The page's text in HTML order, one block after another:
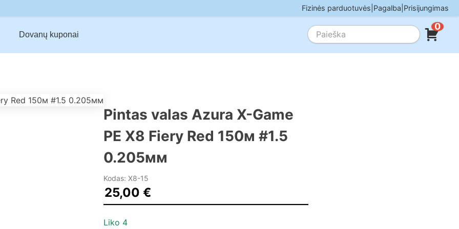
Fizinės parduotuvės Pagalba Prisijungimas
Dovanų kuponai
0
Pintas valas Azura X-Game
PE X8 Fiery Red 150м #1.5
0.205мм
Kodas: X8-15
25,00 €
Liko 4